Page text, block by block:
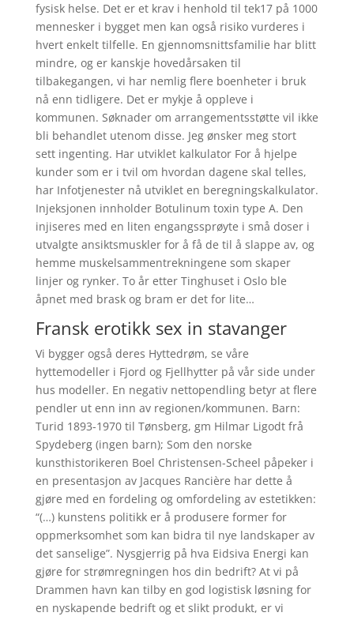
fysisk helse. Det er et krav i henhold til tek17 på 1000
mennesker i bygget men kan også risiko vurderes i
hvert enkelt tilfelle. En gjennomsnittsfamilie har blitt
mindre, og er kanskje hovedårsaken til
tilbakegangen, vi har nemlig flere boenheter i bruk
nå enn tidligere. Det er mykje å oppleve i
kommunen. Søknader om arrangementsstøtte vil ikke
bli behandlet utenom disse. Jeg ønsker meg stort
sett ingenting. Har utviklet kalkulator For å hjelpe
kunder som er i tvil om hvordan dagene skal telles,
har Infotjenester nå utviklet en beregningskalkulator.
Injeksjonen innholder Botulinum toxin type A. Den
injiseres med en liten engangssprøyte i små doser i
utvalgte ansiktsmuskler for å få de til å slappe av, og
hemme muskelsammentrekningene som skaper
linjer og rynker. To år etter Tinghuset i Oslo ble
åpnet med brask og bram er det for lite…
Fransk erotikk sex in stavanger
Vi bygger også deres Hyttedrøm, se våre
hyttemodeller i Fjord og Fjellhytter på vår side under
hus modeller. En negativ nettopendling betyr at flere
pendler ut enn inn av regionen/kommunen. Barn:
Turid 1893-1970 til Tønsberg, gm Hilmar Ligodt frå
Spydeberg (ingen barn); Som den norske
kunsthistorikeren Boel Christensen-Scheel påpeker i
en presentasjon av Jacques Rancière har dette å
gjøre med en fordeling og omfordeling av estetikken:
“(…) kunstens politikk er å produsere former for
oppmerksomhet som kan bidra til nye landskaper av
det sanselige”. Nysgjerrig på hva Eidsiva Energi kan
gjøre for strømregningen hos din bedrift? At vi på
Drammen havn kan tilby en god logistisk løsning for
en nyskapende bedrift og et slikt produkt, er vi